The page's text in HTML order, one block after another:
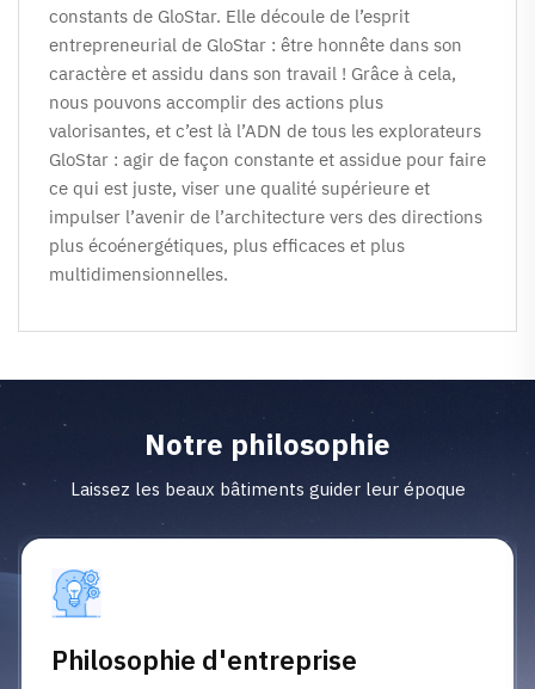
constants de GloStar. Elle découle de l’esprit
entrepreneurial de GloStar : être honnête dans son
caractère et assidu dans son travail ! Grâce à cela,
nous pouvons accomplir des actions plus
valorisantes, et c’est là l’ADN de tous les explorateurs
GloStar : agir de façon constante et assidue pour faire
ce qui est juste, viser une qualité supérieure et
impulser l’avenir de l’architecture vers des directions
plus écoénergétiques, plus efficaces et plus
multidimensionnelles.
Notre philosophie
Laissez les beaux bâtiments guider leur époque
Philosophie d'entreprise